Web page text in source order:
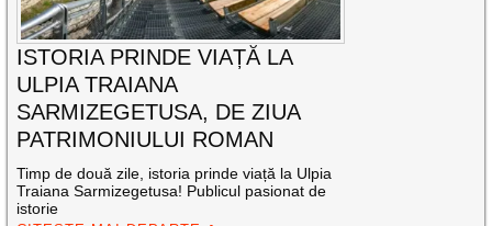
ISTORIA PRINDE VIAȚĂ LA
ULPIA TRAIANA
SARMIZEGETUSA, DE ZIUA
PATRIMONIULUI ROMAN
Timp de două zile, istoria prinde viață la Ulpia
Traiana Sarmizegetusa! Publicul pasionat de
istorie